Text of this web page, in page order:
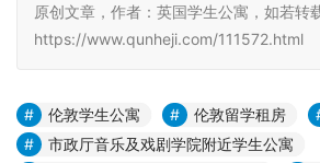
原创文章，作者：英国学生公寓，如若转
https://www.qunheji.com/111572.html
伦敦学生公寓 伦敦留学租房
市政厅音乐及戏剧学院附近学生公寓